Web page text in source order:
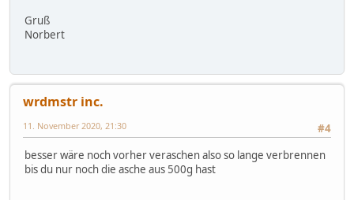
Gruß
Norbert
wrdmstr inc.
#4
11. November 2020, 21:30
besser wäre noch vorher veraschen also so lange verbrennen
bis du nur noch die asche aus 500g hast